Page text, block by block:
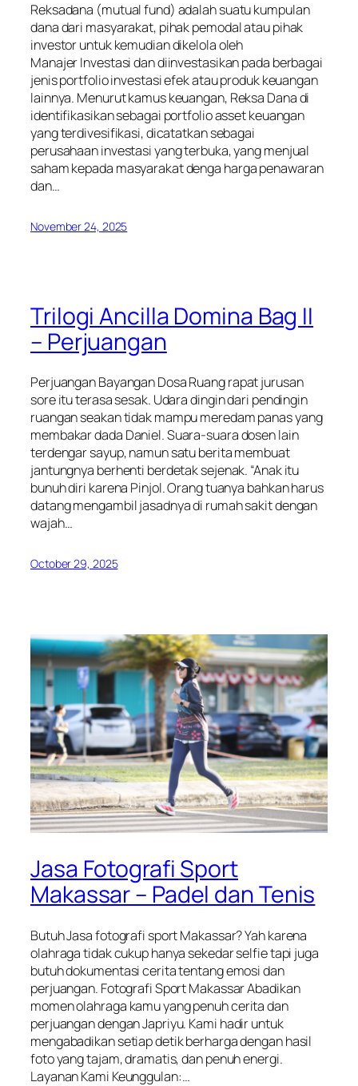
Reksadana (mutual fund) adalah suatu kumpulan
dana dari masyarakat, pihak pemodal atau pihak
investor untuk kemudian dikelola oleh
Manajer Investasi dan diinvestasikan pada berbagai
jenis portfolio investasi efek atau produk keuangan
lainnya. Menurut kamus keuangan, Reksa Dana di
identifikasikan sebagai portfolio asset keuangan
yang terdivesifikasi, dicatatkan sebagai
perusahaan investasi yang terbuka, yang menjual
saham kepada masyarakat denga harga penawaran
dan…
November 24, 2025
Trilogi Ancilla Domina Bag II
– Perjuangan
Perjuangan Bayangan Dosa Ruang rapat jurusan
sore itu terasa sesak. Udara dingin dari pendingin
ruangan seakan tidak mampu meredam panas yang
membakar dada Daniel. Suara-suara dosen lain
terdengar sayup, namun satu berita membuat
jantungnya berhenti berdetak sejenak. “Anak itu
bunuh diri karena Pinjol. Orang tuanya bahkan harus
datang mengambil jasadnya di rumah sakit dengan
wajah…
October 29, 2025
Jasa Fotografi Sport
Makassar – Padel dan Tenis
Butuh Jasa fotografi sport Makassar? Yah karena
olahraga tidak cukup hanya sekedar selfie tapi juga
butuh dokumentasi cerita tentang emosi dan
perjuangan. Fotografi Sport Makassar Abadikan
momen olahraga kamu yang penuh cerita dan
perjuangan dengan Japriyu. Kami hadir untuk
mengabadikan setiap detik berharga dengan hasil
foto yang tajam, dramatis, dan penuh energi.
Layanan Kami Keunggulan:…